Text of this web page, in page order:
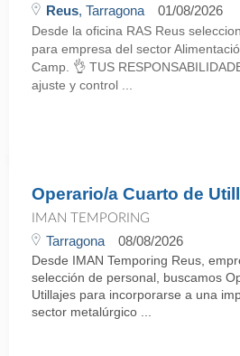
Reus, Tarragona 01/08/2026
Desde la oficina RAS Reus
para empresa del sector
Camp. 👌 TUS
ajuste y control ...
Operario/a Cuarto de
IMAN TEMPORING
Tarragona 08/08/2026
Desde IMAN Temporing Reus,
selección de personal, buscamos
Utillajes para incorporarse a una
sector metalúrgico ...